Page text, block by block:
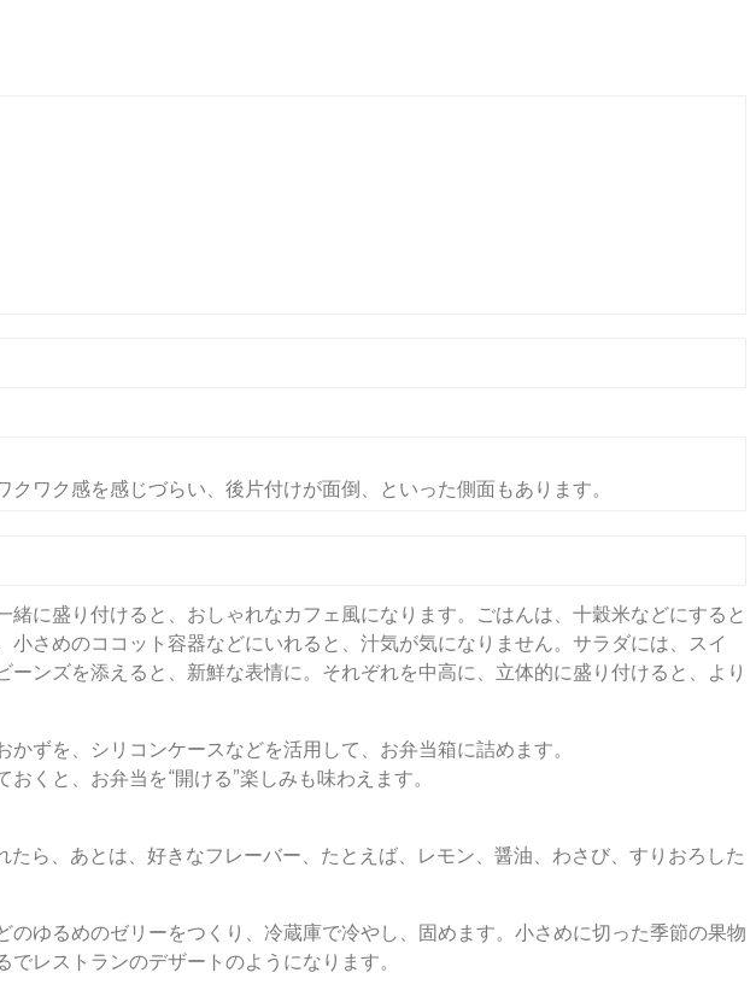
meals at home
ワク感を感じづらい、後片付けが面倒、といった側面もあります。
に盛り付けると、おしゃれなカフェ風になります。ごはんは、十穀米などにすると
さめのココット容器などにいれると、汁気が気になりません。サラダには、スイ
ンズを添えると、新鮮な表情に。それぞれを中高に、立体的に盛り付けると、より
ずを、シリコンケースなどを活用して、お弁当箱に詰めます。
くと、お弁当を“開ける”楽しみも味わえます。
ら、あとは、好きなフレーバー、たとえば、レモン、醤油、わさび、すりおろした
ゆるめのゼリーをつくり、冷蔵庫で冷やし、固めます。小さめに切った季節の果物
レストランのデザートのようになります。